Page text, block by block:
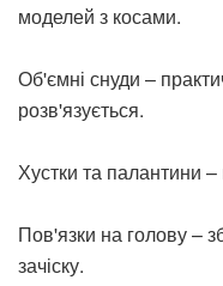
моделей з косами.
Об'ємні снуди –
розв'язується.
Хустки та палантини –
Пов'язки на голову –
зачіску.